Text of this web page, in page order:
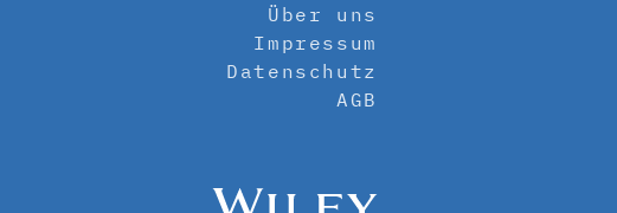
Über uns
Impressum
Datenschutz
AGB